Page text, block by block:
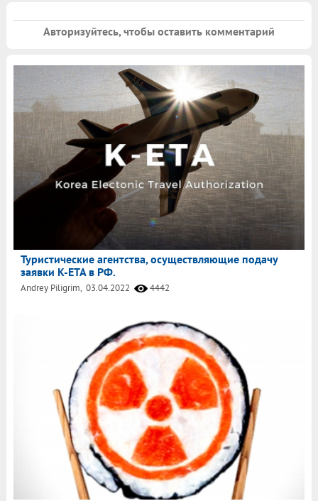
Авторизуйтесь, чтобы оставить комментарий
Туристические агентства, осуществляющие подачу
заявки K-ETA в РФ.
Andrey Piligrim, 03.04.2022 4442